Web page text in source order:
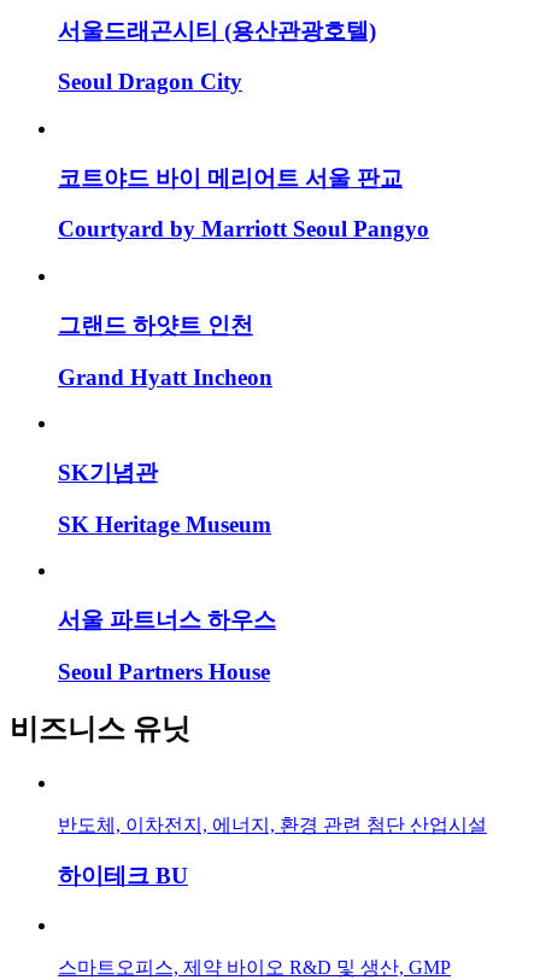
서울드래곤시티 (용산관광호텔)
Seoul Dragon City
코트야드 바이 메리어트 서울 판교
Courtyard by Marriott Seoul Pangyo
그랜드 하얏트 인천
Grand Hyatt Incheon
SK기념관
SK Heritage Museum
서울 파트너스 하우스
Seoul Partners House
비즈니스 유닛
반도체, 이차전지, 에너지, 환경 관련 첨단 산업시설
하이테크 BU
스마트오피스, 제약 바이오 R&D 및 생산, GMP